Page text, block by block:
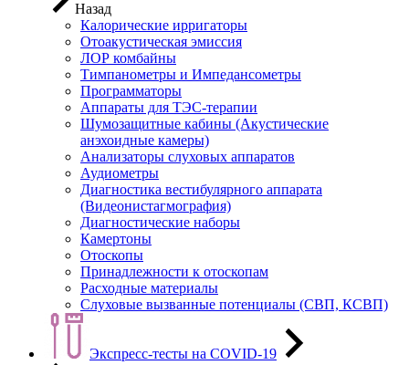
Назад
Калорические ирригаторы
Отоакустическая эмиссия
ЛОР комбайны
Тимпанометры и Импедансометры
Программаторы
Аппараты для ТЭС-терапии
Шумозащитные кабины (Акустические
анэхоидные камеры)
Анализаторы слуховых аппаратов
Аудиометры
Диагностика вестибулярного аппарата
(Видеонистагмография)
Диагностические наборы
Камертоны
Отоскопы
Принадлежности к отоскопам
Расходные материалы
Слуховые вызванные потенциалы (СВП, КСВП)
Экспресс-тесты на COVID-19